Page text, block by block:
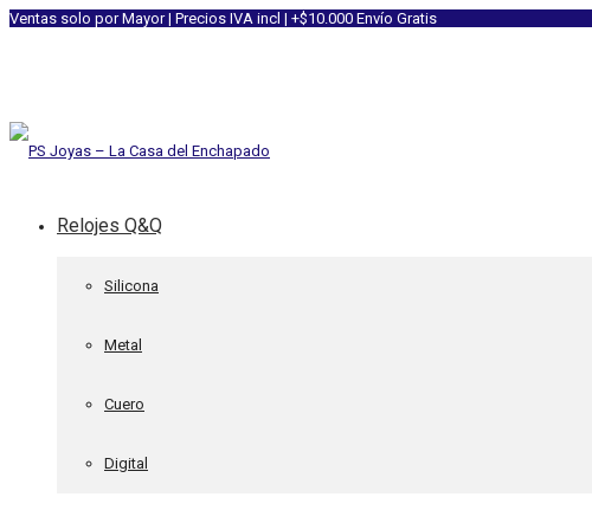
Ventas solo por Mayor | Precios IVA incl | +$10.000 Envío Gratis
Relojes Q&Q
Silicona
Metal
Cuero
Digital